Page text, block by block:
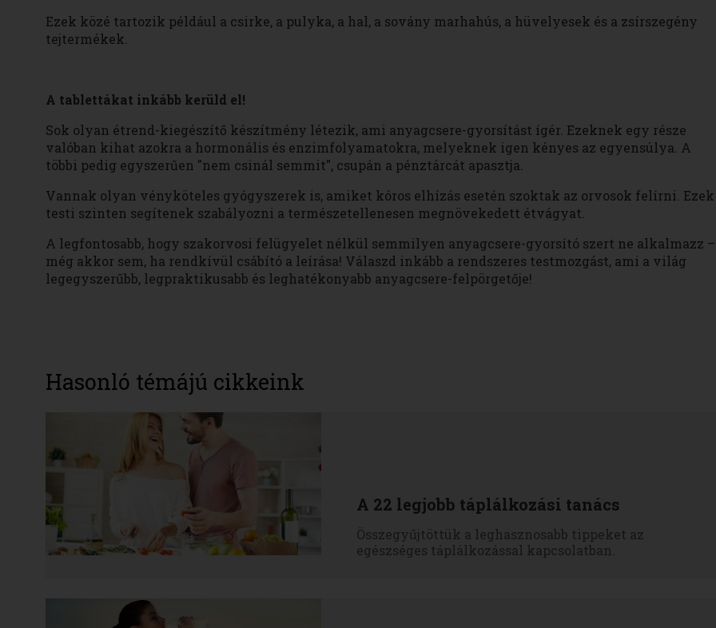
Ezek közé tartozik például a csirke, a pulyka, a hal, a sovány marhahús, a hüvelyesek és a zsírszegény
tejtermékek.
A tablettákat inkább kerüld el!
Sok olyan étrend-kiegészítő készítmény létezik, ami anyagcsere-gyorsítást ígér. Ezeknek egy része
valóban kihat azokra a hormonális és enzimfolyamatokra, melyeknek igen kényes az egyensúlya. A
többi pedig egyszerűen "nem csinál semmit", csupán a pénztárcát apasztja.
Vannak olyan vényköteles gyógyszerek is, amiket kóros elhízás esetén szoktak az orvosok felírni. Ezek
testi szinten segítenek szabályozni a természetellenesen megnövekedett étvágyat.
A legfontosabb, hogy szakorvosi felügyelet nélkül semmilyen anyagcsere-gyorsító szert ne alkalmazz –
még akkor sem, ha rendkívül csábító a leírása! Válaszd inkább a rendszeres testmozgást, ami a világ
legegyszerűbb, legpraktikusabb és leghatékonyabb anyagcsere-felpörgetője!
Hasonló témájú cikkeink
A 22 legjobb táplálkozási tanács
Összegyűjtöttük a leghasznosabb tippeket az
egészséges táplálkozással kapcsolatban.